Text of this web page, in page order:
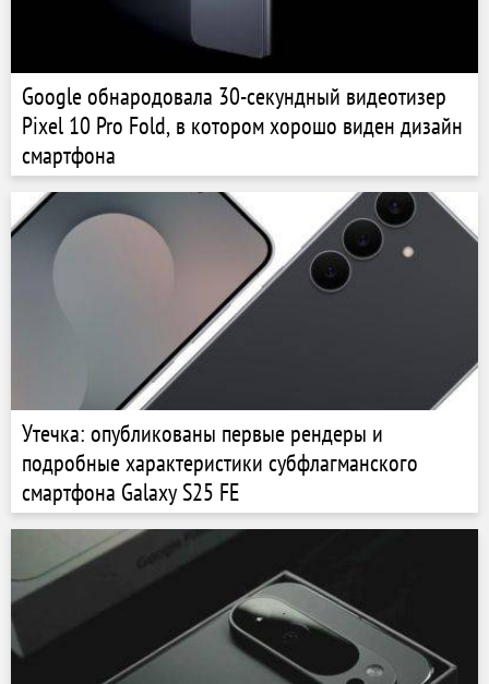
Google обнародовала 30-секундный видеотизер
Pixel 10 Pro Fold, в котором хорошо виден дизайн
смартфона
Утечка: опубликованы первые рендеры и
подробные характеристики субфлагманского
смартфона Galaxy S25 FE